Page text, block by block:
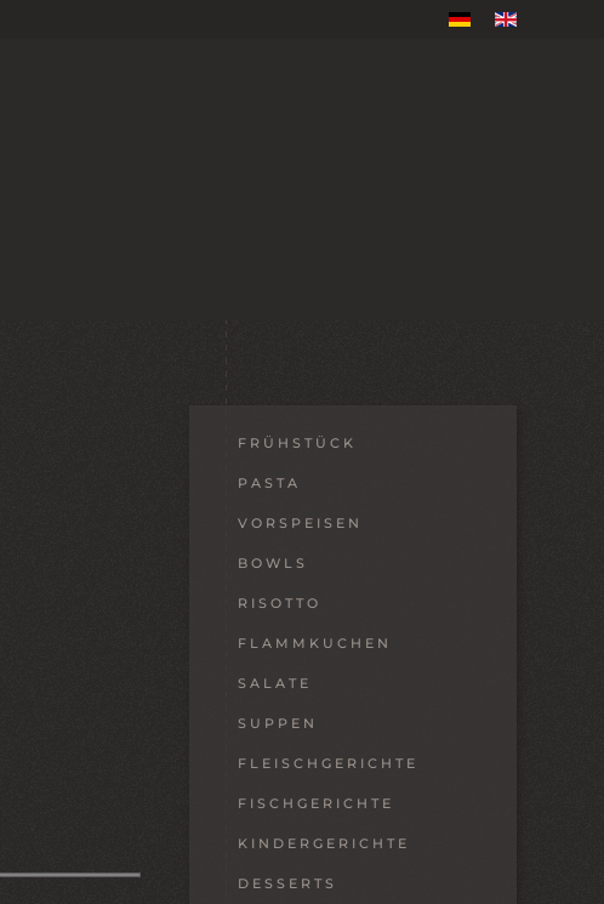
FRÜHSTÜCK
PASTA
VORSPEISEN
BOWLS
RISOTTO
FLAMMKUCHEN
SALATE
SUPPEN
FLEISCHGERICHTE
FISCHGERICHTE
KINDERGERICHTE
DESSERTS